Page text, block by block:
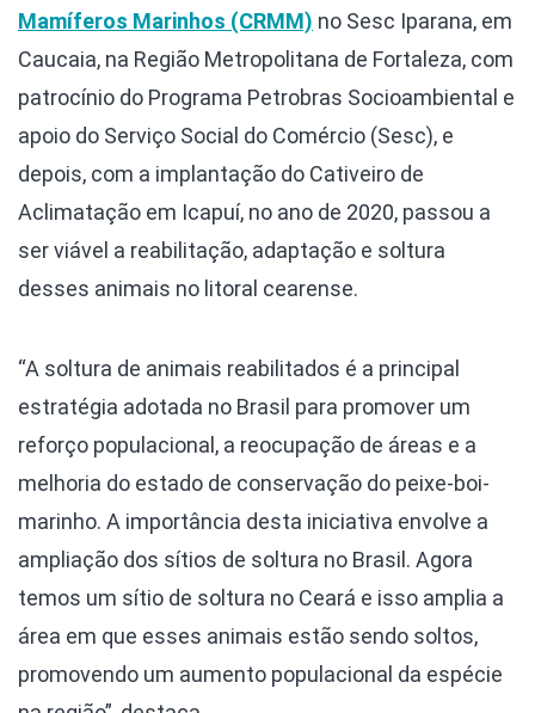
Mamíferos Marinhos (CRMM) no Sesc Iparana, em
Caucaia, na Região Metropolitana de Fortaleza, com
patrocínio do Programa Petrobras Socioambiental e
apoio do Serviço Social do Comércio (Sesc), e
depois, com a implantação do Cativeiro de
Aclimatação em Icapuí, no ano de 2020, passou a
ser viável a reabilitação, adaptação e soltura
desses animais no litoral cearense.
“A soltura de animais reabilitados é a principal
estratégia adotada no Brasil para promover um
reforço populacional, a reocupação de áreas e a
melhoria do estado de conservação do peixe-boi-
marinho. A importância desta iniciativa envolve a
ampliação dos sítios de soltura no Brasil. Agora
temos um sítio de soltura no Ceará e isso amplia a
área em que esses animais estão sendo soltos,
promovendo um aumento populacional da espécie